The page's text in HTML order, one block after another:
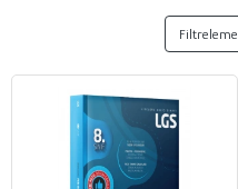
Filtreleme